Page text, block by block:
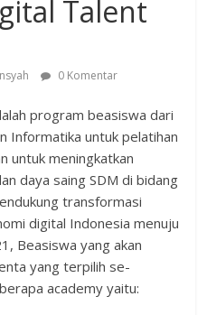
Talent
0 Komentar
program beasiswa dari
Informatika untuk pelatihan
untuk meningkatkan
daya saing SDM di bidang
transformasi
digital Indonesia menuju
Beasiswa yang akan
yang terpilih se-
academy yaitu: